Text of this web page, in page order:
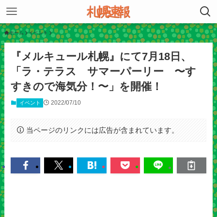
ホーム イベント
『メルキュール札幌』にて7月18日、
「ラ・テラス サマーパーリー 〜す
すきので海気分！〜」を開催！
イベント 2022/07/10
当ページのリンクには広告が含まれています。